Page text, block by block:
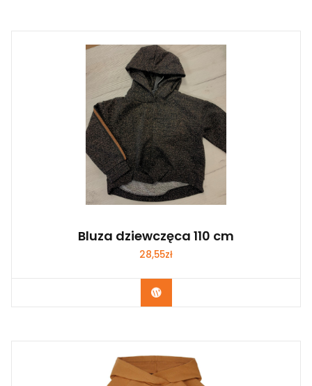
Bluza dziewczęca 110 cm
28,55zł
Kup Teraz